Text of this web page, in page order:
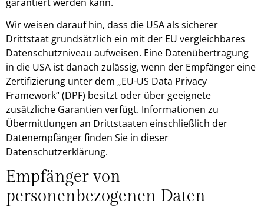
Wir weisen darauf hin, dass die USA als sicherer
Drittstaat grundsätzlich ein mit der EU vergleichbares
Datenschutzniveau aufweisen. Eine Datenübertragung
in die USA ist danach zulässig, wenn der Empfänger eine
Zertifizierung unter dem „EU-US Data Privacy
Framework“ (DPF) besitzt oder über geeignete
zusätzliche Garantien verfügt. Informationen zu
Übermittlungen an Drittstaaten einschließlich der
Datenempfänger finden Sie in dieser
Datenschutzerklärung.
Empfänger von
personenbezogenen Daten